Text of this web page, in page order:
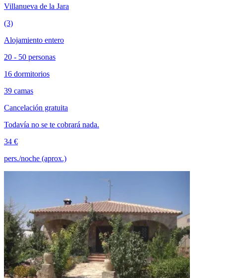
Villanueva de la Jara
(3)
Alojamiento entero
20 - 50 personas
16 dormitorios
39 camas
Cancelación gratuita
Todavía no se te cobrará nada.
34 €
pers./noche (aprox.)